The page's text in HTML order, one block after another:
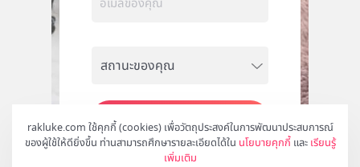
rakluke.com ใช้คุกกี้ (cookies) เพื่อวัตถุประสงค์ในการพัฒนาประสบการณ์
ของผู้ใช้ให้ดียิ่งขึ้น ท่านสามารถศึกษารายละเอียดได้ใน นโยบายคุกกี้ และ เรียนรู้
เพิ่มเติม
สมัคร